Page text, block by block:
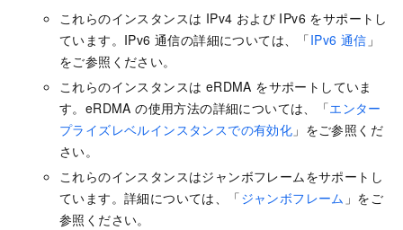
これらのインスタンスは IPv4 および IPv6 をサポートし
ています。IPv6 通信の詳細については、「IPv6 通信 」
をご参照ください。
これらのインスタンスは eRDMA をサポートしていま
す。eRDMA の使用方法の詳細については、「エンター
プライズレベルインスタンスでの有効化 」をご参照くだ
さい。
これらのインスタンスはジャンボフレームをサポートし
ています。詳細については、「ジャンボフレーム 」をご
参照ください。